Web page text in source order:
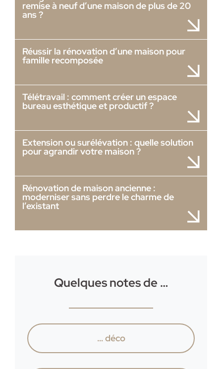
remise à neuf d’une maison de plus de 20
ans ?
Réussir la rénovation d’une maison pour
famille recomposée
Télétravail : comment créer un espace
bureau esthétique et productif ?
Extension ou surélévation : quelle solution
pour agrandir votre maison ?
Rénovation de maison ancienne :
moderniser sans perdre le charme de
l’existant
Quelques notes de …
… déco